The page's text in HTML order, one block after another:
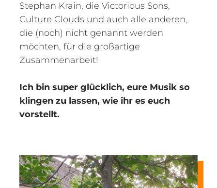
Stephan Krain, die Victorious Sons,
Culture Clouds und auch alle anderen,
die (noch) nicht genannt werden
möchten, für die großartige
Zusammenarbeit!
Ich bin super glücklich, eure Musik so
klingen zu lassen, wie ihr es euch
vorstellt.